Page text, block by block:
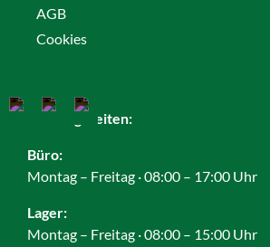
AGB
Cookies
Öffnungszeiten:
Büro:
Montag – Freitag · 08:00 – 17:00 Uhr
Lager:
Montag – Freitag · 08:00 – 15:00 Uhr